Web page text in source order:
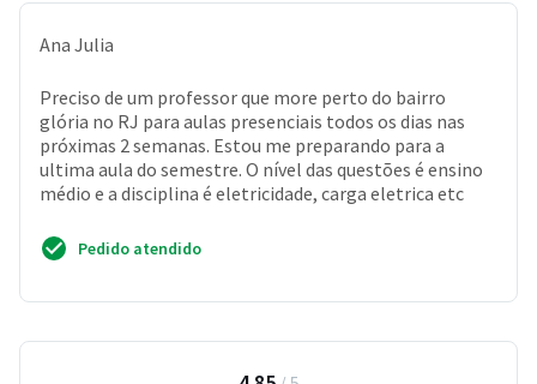
Ana Julia
Preciso de um professor que more perto do bairro
glória no RJ para aulas presenciais todos os dias nas
próximas 2 semanas. Estou me preparando para a
ultima aula do semestre. O nível das questões é ensino
médio e a disciplina é eletricidade, carga eletrica etc
Pedido atendido